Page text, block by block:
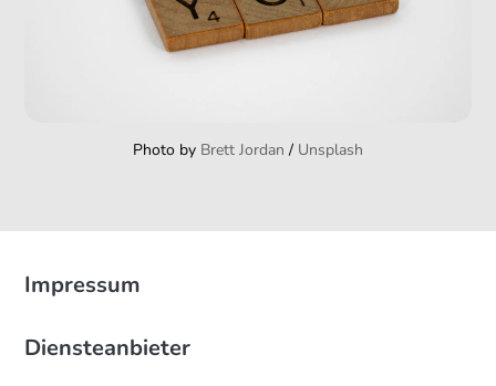
Photo by Brett Jordan / Unsplash
Impressum
Diensteanbieter